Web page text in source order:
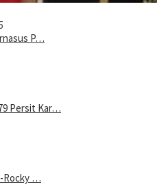
P…
Persit Kar…
Rocky …